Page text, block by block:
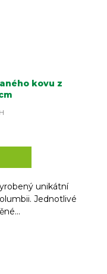
kovu z
unikátní
Jednotlivé